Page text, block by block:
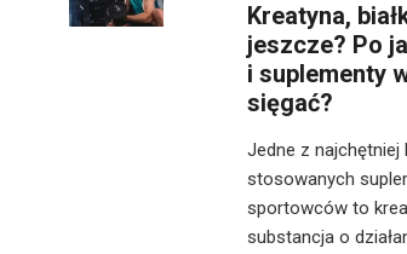
Kreatyna,
jeszcze? Po
i suplementy
sięgać?
Jedne z najchętniej
stosowanych
sportowców to
substancja o